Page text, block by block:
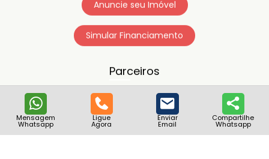
Mensagem
Whatsapp
Ligue
Agora
Enviar
Email
Compartilhe
Whatsapp
Anuncie seu Imóvel
Simular Financiamento
Parceiros